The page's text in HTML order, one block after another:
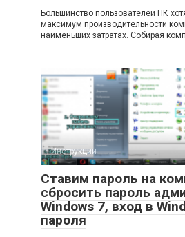
Большинство пользователей ПК
максимум производительности
наименьших затратах. Собирая
Инструкции
Ставим пароль на
сбросить пароль
Windows 7, вход в
пароля